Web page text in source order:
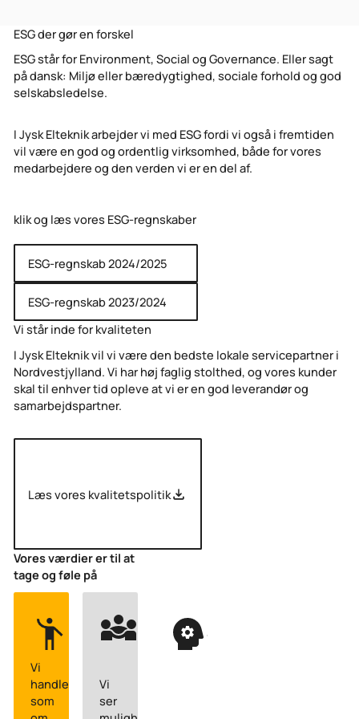
ESG der gør en forskel
ESG står for Environment, Social og Governance. Eller sagt
på dansk: Miljø eller bæredygtighed, sociale forhold og god
selskabsledelse.
I Jysk Elteknik arbejder vi med ESG fordi vi også i fremtiden
vil være en god og ordentlig virksomhed, både for vores
medarbejdere og den verden vi er en del af.
klik og læs vores ESG-regnskaber
ESG-regnskab 2024/2025
ESG-regnskab 2023/2024
Vi står inde for kvaliteten
I Jysk Elteknik vil vi være den bedste lokale servicepartner i
Nordvestjylland. Vi har høj faglig stolthed, og vores kunder
skal til enhver tid opleve at vi er en god leverandør og
samarbejdspartner.
Læs vores kvalitetspolitik
Vores værdier er til at
tage og føle på
ANSVARLIGHED
Vi
handler
som
ENGAGEMENT
Vi
ser
&